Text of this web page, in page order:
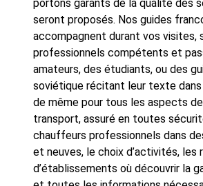
portons garants de la qualité des
seront proposés. Nos guides
accompagnent durant vos visites,
professionnels compétents et
amateurs, des étudiants, ou des
soviétique récitant leur texte dans
de même pour tous les aspects
transport, assuré en toutes
chauffeurs professionnels dans
et neuves, le choix d’activités, les
d’établissements où découvrir la